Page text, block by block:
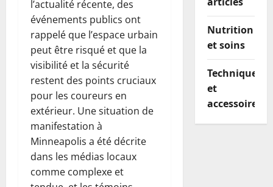
l’actualité récente, des
événements publics ont
rappelé que l’espace urbain
peut être risqué et que la
visibilité et la sécurité
restent des points cruciaux
pour les coureurs en
extérieur. Une situation de
manifestation à
Minneapolis a été décrite
dans les médias locaux
comme complexe et
Nutrition
et soins
Techniques
et
accessoires